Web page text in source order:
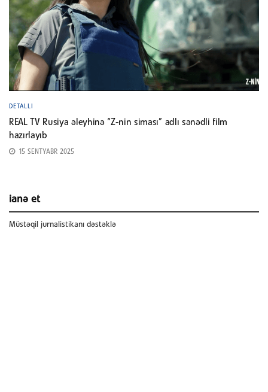
DETALLI
REAL TV Rusiya əleyhinə “Z-nin siması” adlı sənədli film
hazırlayıb
15 SENTYABR 2025
ianə et
Müstəqil jurnalistikanı dəstəklə